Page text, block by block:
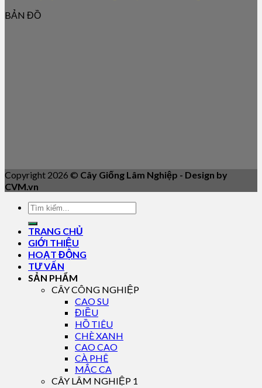
BẢN ĐỒ
Copyright 2026 © Cây Giống Lâm Nghiệp - Design by
CVM.vn
TRANG CHỦ
GIỚI THIỆU
HOẠT ĐỘNG
TƯ VẤN
SẢN PHẨM
CÂY CÔNG NGHIỆP
CAO SU
ĐIỀU
HỒ TIÊU
CHÈ XANH
CAO CAO
CÀ PHÊ
MẮC CA
CÂY LÂM NGHIỆP 1